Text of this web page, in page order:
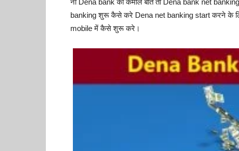
ना Dena bank की कमाल बात तो Dena bank net
banking शुरू कैसे करे Dena net banking start करने के
mobile में कैसे शुरू करे।